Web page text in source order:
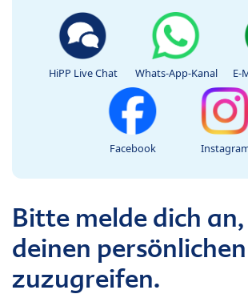
HiPP Live Chat Whats-App-Kanal E-
Facebook
Bitte melde dich
deinen
zuzugreifen.